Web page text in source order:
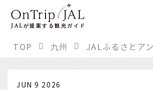
JALが提案する観光ガイド
TOP 九州
JUN 9 2026